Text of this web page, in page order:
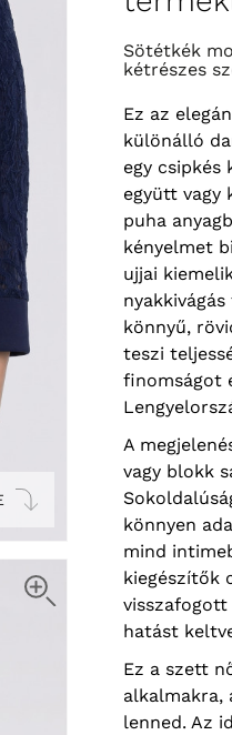
62
64
Sötétkék molett szett elegáns csipkével -
kétrészes
Ez az
különálló
egy csipkés
együtt vagy
puha
kényelmet
ujjai
könnyű,
teszi
finomságot
A
vagy blokk
könnyen
mind
kiegészítők
visszafogott
hatást
Ez a szett
alkalmakra,
lenned. Az